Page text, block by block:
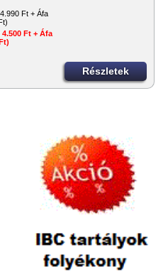
4.990 Ft + Áfa
4.500 Ft + Áfa
Részletek